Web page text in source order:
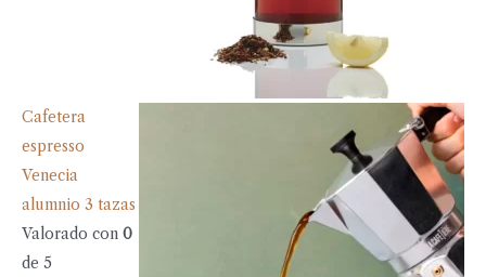
Cafetera
espresso
Venecia
alumnio 3 tazas
Valorado con 0
de 5